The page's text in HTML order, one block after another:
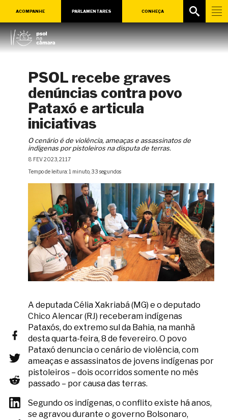
ACOMPANHE PARLAMENTARES CONHEÇA
PSOL recebe graves
denúncias contra povo
Pataxó e articula
iniciativas
O cenário é de violência, ameaças e assassinatos de
indígenas por pistoleiros na disputa de terras.
8 FEV 2023, 21:17
Tempo de leitura: 1 minuto, 33 segundos
A deputada Célia Xakriabá (MG) e o deputado
Chico Alencar (RJ) receberam indígenas
Pataxós, do extremo sul da Bahia, na manhã
desta quarta-feira, 8 de fevereiro. O povo
Pataxó denuncia o cenário de violência, com
ameaças e assassinatos de jovens indígenas por
pistoleiros – dois ocorridos somente no mês
passado – por causa das terras.
Segundo os indígenas, o conflito existe há anos,
se agravou durante o governo Bolsonaro,